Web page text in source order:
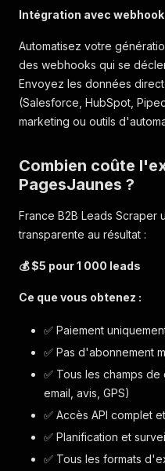
Intégration avec
Automatisez votre
des webhooks qui se
Envoyez les données
(Salesforce, HubSpot,
marketing ou outils
Combien coûte
PagesJaunes ?
France B2B Leads Scraper
transparente au résultat :
💰 $5 pour 1 000 leads
Ce que vous obtenez :
✅ Paiement
✅ Pas d'abonnement
✅ Tous les champs
email, avis, GPS)
✅ Accès API complet
✅ Planification et
✅ Tous les formats